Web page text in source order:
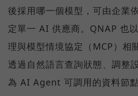
後採用哪一個模型，可由企業
定單一 AI 供應商。QNAP 也
理與模型情境協定（MCP）相
透過自然語言查詢狀態、調整
為 AI Agent 可調用的資料節點